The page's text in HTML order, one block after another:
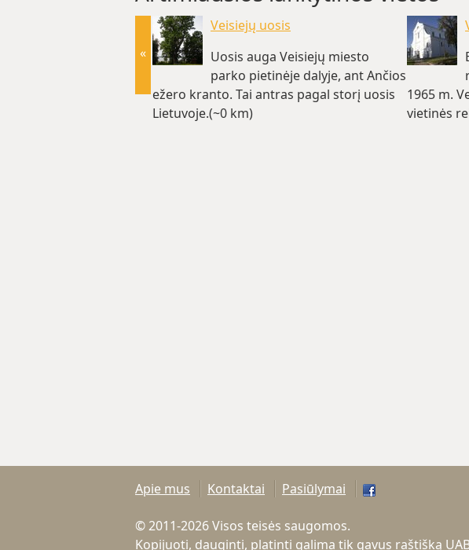
Veisiejų uosis
Uosis auga Veisiejų miesto
parko pietinėje dalyje, ant Ančios
ežero kranto. Tai antras pagal storį uosis
Lietuvoje.(~0 km)
1965 m.
vietinės
«
Apie mus Kontaktai Pasiūlymai
© 2011-2026 Visos teisės saugomos.
Kopijuoti, dauginti, platinti galima tik gavus raštišką